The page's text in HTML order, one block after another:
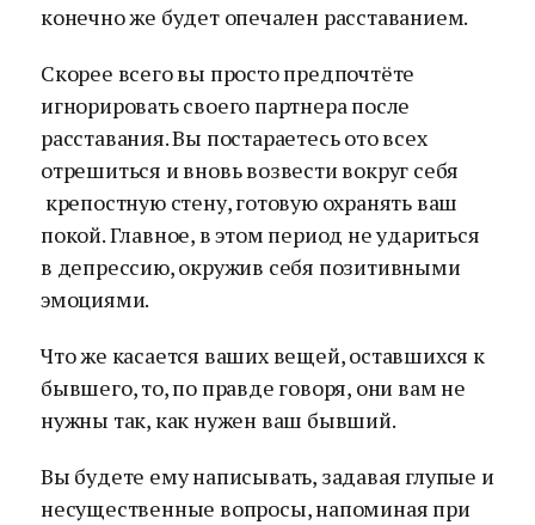
конечно же будет опечален расставанием.
Скорее всего вы просто предпочтёте
игнорировать своего партнера после
расставания. Вы постараетесь ото всех
отрешиться и вновь возвести вокруг себя
крепостную стену, готовую охранять ваш
покой. Главное, в этом период не удариться
в депрессию, окружив себя позитивными
эмоциями.
Что же касается ваших вещей, оставшихся к
бывшего, то, по правде говоря, они вам не
нужны так, как нужен ваш бывший.
Вы будете ему написывать, задавая глупые и
несущественные вопросы, напоминая при